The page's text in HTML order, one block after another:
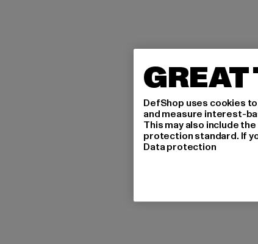
GREAT
DefShop uses cookies
and measure interest-
This may also include
protection standard. If
Data protection